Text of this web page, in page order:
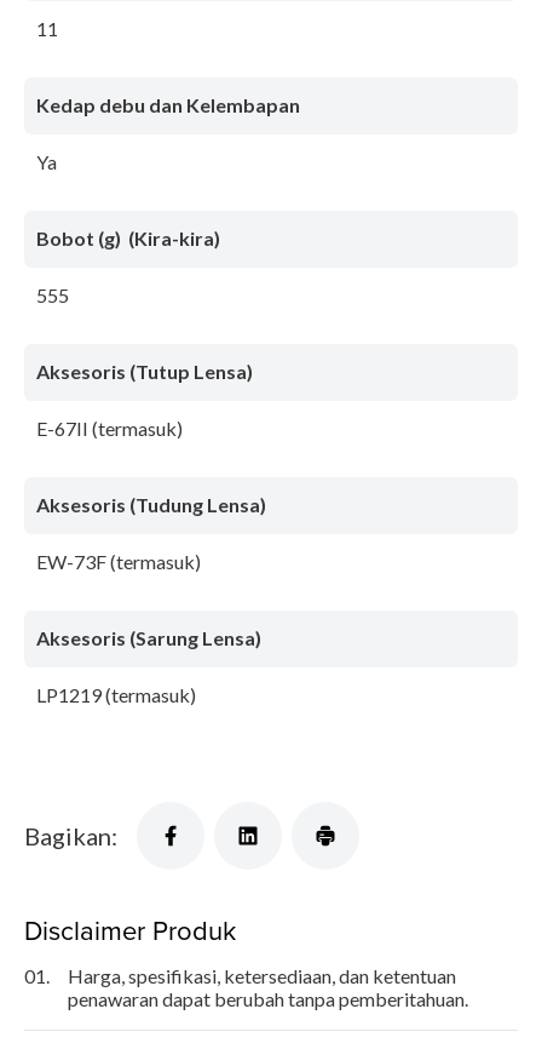
11
Kedap debu dan Kelembapan
Ya
Bobot (g) (Kira-kira)
555
Aksesoris (Tutup Lensa)
E-67II (termasuk)
Aksesoris (Tudung Lensa)
EW-73F (termasuk)
Aksesoris (Sarung Lensa)
LP1219 (termasuk)
Bagikan:
Disclaimer Produk
01.
Harga, spesifikasi, ketersediaan, dan ketentuan
penawaran dapat berubah tanpa pemberitahuan.